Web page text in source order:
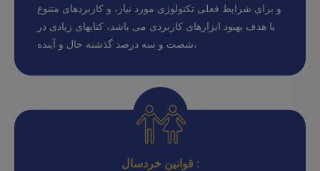
و برای شرایط فعلی تکنولوژی مورد نیاز، و کاربردهای متنوع
با هدف بهبود ابزارهای کاربردی می باشد، کتابهای زیادی در
شصت و سه درصد گذشته حال و آینده،
قوانین خردسال :